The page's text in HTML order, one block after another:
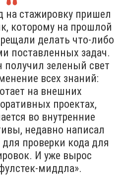
на стажировку пришел
которому на прошлой
делать что-либо
поставленных задач.
получил зеленый свет
всех знаний:
на внешних
проектах,
во внутренние
недавно написал
для проверки кода для
И уже вырос
миддла».